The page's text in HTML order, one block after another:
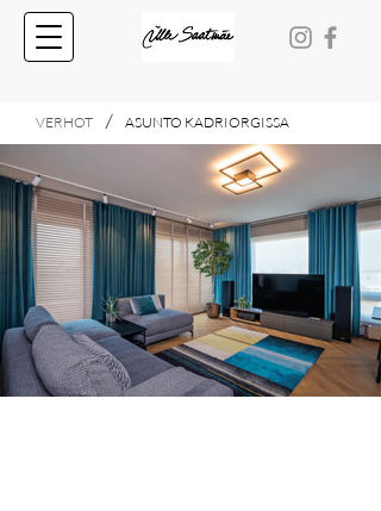
VERHOT / ASUNTO KADRIORGISSA